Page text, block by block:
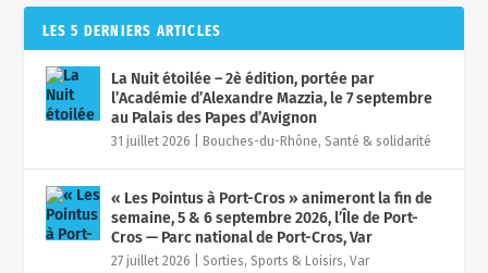
LES 5 DERNIERS ARTICLES
La Nuit étoilée – 2è édition, portée par
l’Académie d’Alexandre Mazzia, le 7 septembre
au Palais des Papes d’Avignon
31 juillet 2026 Bouches-du-Rhône,Santé & solidarité
« Les Pointus à Port-Cros » animeront la fin de
semaine, 5 & 6 septembre 2026, l’Île de Port-
Cros — Parc national de Port-Cros, Var
27 juillet 2026 |Sorties, Sports & Loisirs,Var